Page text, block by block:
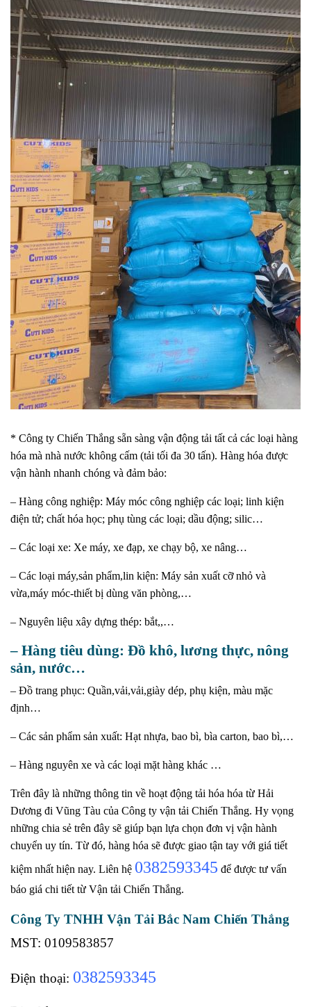
* Công ty Chiến Thắng sẵn sàng vận động tải tất cả các loại hàng
hóa mà nhà nước không cấm (tải tối đa 30 tấn). Hàng hóa được
vận hành nhanh chóng và đảm bảo:
– Hàng công nghiệp: Máy móc công nghiệp các loại; linh kiện
điện tử; chất hóa học; phụ tùng các loại; dầu động; silic…
– Các loại xe: Xe máy, xe đạp, xe chạy bộ, xe nâng…
– Các loại máy,sản phẩm,lin kiện: Máy sản xuất cỡ nhỏ và
vừa,máy móc-thiết bị dùng văn phòng,…
– Nguyên liệu xây dựng thép: bắt,,…
– Hàng tiêu dùng: Đồ khô, lương thực, nông
sản, nước…
– Đồ trang phục: Quần,vải,vải,giày dép, phụ kiện, màu mặc
định…
– Các sản phẩm sản xuất: Hạt nhựa, bao bì, bìa carton, bao bì,…
– Hàng nguyên xe và các loại mặt hàng khác …
Trên đây là những thông tin về hoạt động tải hóa hóa từ Hải
Dương đi Vũng Tàu của Công ty vận tải Chiến Thắng. Hy vọng
những chia sẻ trên đây sẽ giúp bạn lựa chọn đơn vị vận hành
chuyển uy tín. Từ đó, hàng hóa sẽ được giao tận tay với giá tiết
kiệm nhất hiện nay. Liên hệ 0382593345 để được tư vấn
báo giá chi tiết từ Vận tải Chiến Thắng.
Công Ty TNHH Vận Tải Bắc Nam Chiến Thắng
MST: 0109583857
Điện thoại: 0382593345